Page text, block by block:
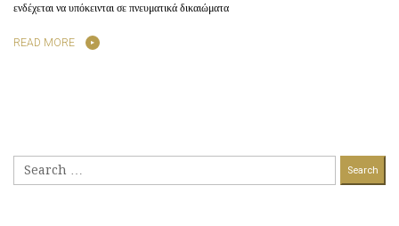
ενδέχεται να υπόκεινται σε πνευματικά δικαιώματα
READ MORE
for: